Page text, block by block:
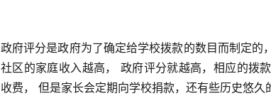
政府评分是政府为了确定给学校拨款的数目而制定
社区的家庭收入越高， 政府评分就越高，相应的拨
收费， 但是家长会定期向学校捐款，还有些历史悠久